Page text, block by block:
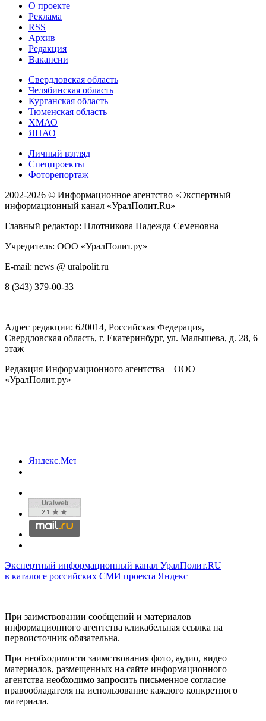
О проекте
Реклама
RSS
Архив
Редакция
Вакансии
Свердловская область
Челябинская область
Курганская область
Тюменская область
ХМАО
ЯНАО
Личный взгляд
Спецпроекты
Фоторепортаж
2002-2026 © Информационное агентство «Экспертный
информационный канал «УралПолит.Ru»
Главный редактор: Плотникова Надежда Семеновна
Учредитель: ООО «УралПолит.ру»
E-mail: news @ uralpolit.ru
8 (343) 379-00-33
Адрес редакции: 620014, Российская Федерация,
Свердловская область, г. Екатеринбург, ул. Малышева, д. 28, 6
этаж
Редакция Информационного агентства – ООО
«УралПолит.ру»
Экспертный информационный канал УралПолит.RU
в каталоге российских СМИ проекта Яндекс
При заимствовании сообщений и материалов
информационного агентства кликабельная ссылка на
первоисточник обязательна.
При необходимости заимствования фото, аудио, видео
материалов, размещенных на сайте информационного
агентства необходимо запросить письменное согласие
правообладателя на использование каждого конкретного
материала.